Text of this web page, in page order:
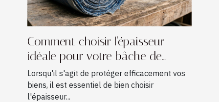
Comment choisir l'épaisseur
idéale pour votre bâche de
protection ?
Lorsqu'il s'agit de protéger efficacement vos
biens, il est essentiel de bien choisir
l'épaisseur...